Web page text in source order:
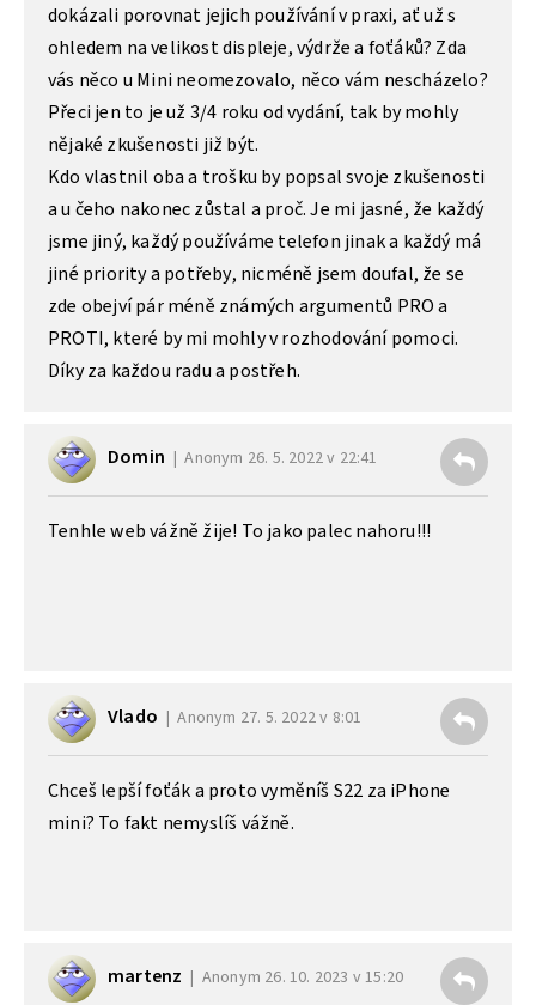
dokázali porovnat jejich používání v praxi, ať už s
ohledem na velikost displeje, výdrže a foťáků? Zda
vás něco u Mini neomezovalo, něco vám nescházelo?
Přeci jen to je už 3/4 roku od vydání, tak by mohly
nějaké zkušenosti již být.
Kdo vlastnil oba a trošku by popsal svoje zkušenosti
a u čeho nakonec zůstal a proč. Je mi jasné, že každý
jsme jiný, každý používáme telefon jinak a každý má
jiné priority a potřeby, nicméně jsem doufal, že se
zde obejví pár méně známých argumentů PRO a
PROTI, které by mi mohly v rozhodování pomoci.
Díky za každou radu a postřeh.
Domin Anonym 26. 5. 2022 v 22:41
Tenhle web vážně žije! To jako palec nahoru!!!
Vlado Anonym 27. 5. 2022 v 8:01
Chceš lepší foťák a proto vyměníš S22 za iPhone
mini? To fakt nemyslíš vážně.
martenz Anonym 26. 10. 2023 v 15:20